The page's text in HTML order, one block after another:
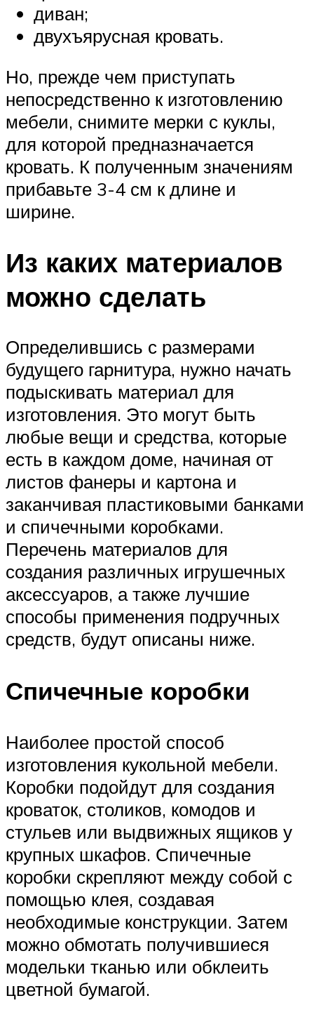
диван;
двухъярусная кровать.
Но, прежде чем приступать
непосредственно к изготовлению
мебели, снимите мерки с куклы,
для которой предназначается
кровать. К полученным значениям
прибавьте 3-4 см к длине и
ширине.
Из каких материалов
можно сделать
Определившись с размерами
будущего гарнитура, нужно начать
подыскивать материал для
изготовления. Это могут быть
любые вещи и средства, которые
есть в каждом доме, начиная от
листов фанеры и картона и
заканчивая пластиковыми банками
и спичечными коробками.
Перечень материалов для
создания различных игрушечных
аксессуаров, а также лучшие
способы применения подручных
средств, будут описаны ниже.
Спичечные коробки
Наиболее простой способ
изготовления кукольной мебели.
Коробки подойдут для создания
кроваток, столиков, комодов и
стульев или выдвижных ящиков у
крупных шкафов. Спичечные
коробки скрепляют между собой с
помощью клея, создавая
необходимые конструкции. Затем
можно обмотать получившиеся
модельки тканью или обклеить
цветной бумагой.